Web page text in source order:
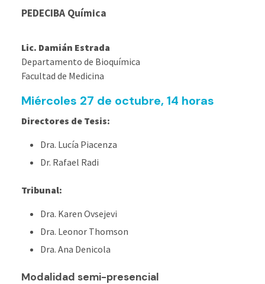
PEDECIBA Química
Lic. Damián Estrada
Departamento de Bioquímica
Facultad de Medicina
Miércoles 27 de octubre, 14 horas
Directores de Tesis:
Dra. Lucía Piacenza
Dr. Rafael Radi
Tribunal:
Dra. Karen Ovsejevi
Dra. Leonor Thomson
Dra. Ana Denicola
Modalidad semi-presencial